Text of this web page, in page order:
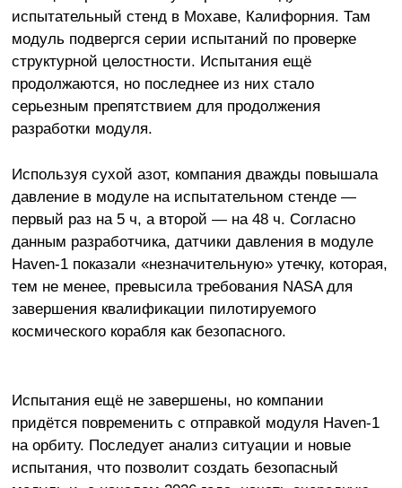
испытательный стенд в Мохаве, Калифорния. Там
модуль подвергся серии испытаний по проверке
структурной целостности. Испытания ещё
продолжаются, но последнее из них стало
серьезным препятствием для продолжения
разработки модуля.
Используя сухой азот, компания дважды повышала
давление в модуле на испытательном стенде —
первый раз на 5 ч, а второй — на 48 ч. Согласно
данным разработчика, датчики давления в модуле
Haven-1 показали «незначительную» утечку, которая,
тем не менее, превысила требования NASA для
завершения квалификации пилотируемого
космического корабля как безопасного.
Испытания ещё не завершены, но компании
придётся повременить с отправкой модуля Haven-1
на орбиту. Последует анализ ситуации и новые
испытания, что позволит создать безопасный